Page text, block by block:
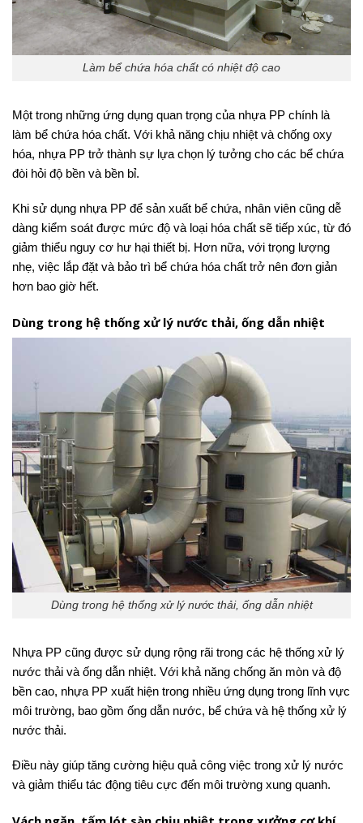
Làm bể chứa hóa chất có nhiệt độ cao
Một trong những ứng dụng quan trọng của nhựa PP chính là
làm bể chứa hóa chất. Với khả năng chịu nhiệt và chống oxy
hóa, nhựa PP trở thành sự lựa chọn lý tưởng cho các bể chứa
đòi hỏi độ bền và bền bỉ.
Khi sử dụng nhựa PP để sản xuất bể chứa, nhân viên cũng dễ
dàng kiểm soát được mức độ và loại hóa chất sẽ tiếp xúc, từ đó
giảm thiểu nguy cơ hư hại thiết bị. Hơn nữa, với trọng lượng
nhẹ, việc lắp đặt và bảo trì bể chứa hóa chất trở nên đơn giản
hơn bao giờ hết.
Dùng trong hệ thống xử lý nước thải, ống dẫn nhiệt
Dùng trong hệ thống xử lý nước thải, ống dẫn nhiệt
Nhựa PP cũng được sử dụng rộng rãi trong các hệ thống xử lý
nước thải và ống dẫn nhiệt. Với khả năng chống ăn mòn và độ
bền cao, nhựa PP xuất hiện trong nhiều ứng dụng trong lĩnh vực
môi trường, bao gồm ống dẫn nước, bể chứa và hệ thống xử lý
nước thải.
Điều này giúp tăng cường hiệu quả công việc trong xử lý nước
và giảm thiểu tác động tiêu cực đến môi trường xung quanh.